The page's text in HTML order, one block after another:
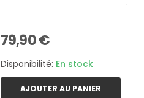
79,90 €
Disponibilité: En stock
AJOUTER AU PANIER